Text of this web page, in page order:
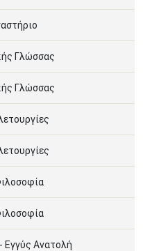
Γλώσσας
Γλώσσας
Εγγύς Ανατολή